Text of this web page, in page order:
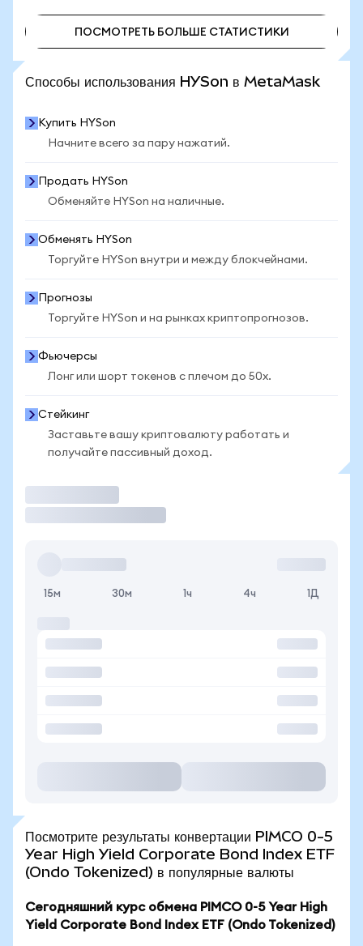
ПОСМОТРЕТЬ БОЛЬШЕ СТАТИСТИКИ
Способы использования HYSon в MetaMask
Купить HYSon
Начните всего за пару нажатий.
Продать HYSon
Обменяйте HYSon на наличные.
Обменять HYSon
Торгуйте HYSon внутри и между блокчейнами.
Прогнозы
Торгуйте HYSon и на рынках криптопрогнозов.
Фьючерсы
Лонг или шорт токенов с плечом до 50x.
Стейкинг
Заставьте вашу криптовалюту работать и
получайте пассивный доход.
15м 30м 1ч 4ч 1Д
Посмотрите результаты конвертации PIMCO 0-5
Year High Yield Corporate Bond Index ETF
(Ondo Tokenized) в популярные валюты
Сегодняшний курс обмена PIMCO 0-5 Year High
Yield Corporate Bond Index ETF (Ondo Tokenized)